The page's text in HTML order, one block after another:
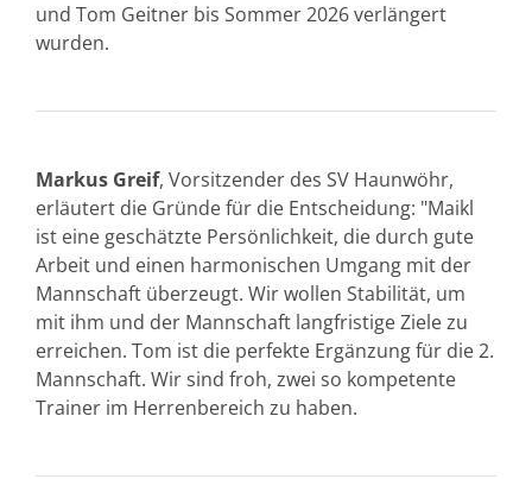
und Tom Geitner bis Sommer 2026 verlängert
wurden.
Markus Greif, Vorsitzender des SV Haunwöhr,
erläutert die Gründe für die Entscheidung: "Maikl
ist eine geschätzte Persönlichkeit, die durch gute
Arbeit und einen harmonischen Umgang mit der
Mannschaft überzeugt. Wir wollen Stabilität, um
mit ihm und der Mannschaft langfristige Ziele zu
erreichen. Tom ist die perfekte Ergänzung für die 2.
Mannschaft. Wir sind froh, zwei so kompetente
Trainer im Herrenbereich zu haben.